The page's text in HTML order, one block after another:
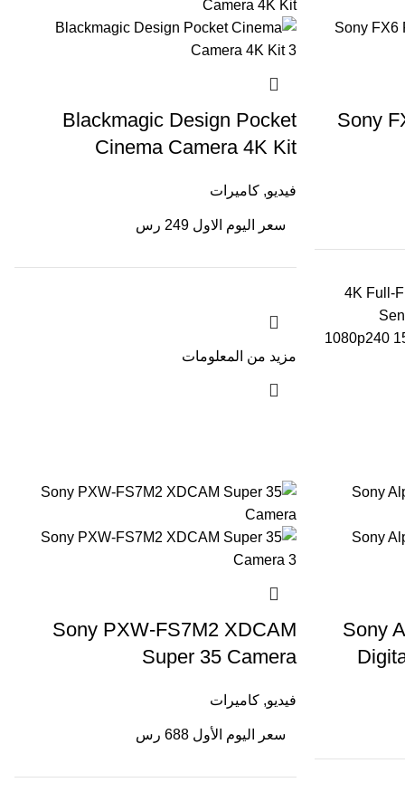
Sony
4K Full-
1080p240
Blackmagic Design Pocket
Cinema Camera 4K Kit
فيديو,كاميرات
سعر اليوم الاول 249 رس
مزيد من المعلومات
Sony
Sony PXW-FS7M2 XDCAM
Super 35 Camera
فيديو,كاميرات
سعر اليوم الأول 688 رس